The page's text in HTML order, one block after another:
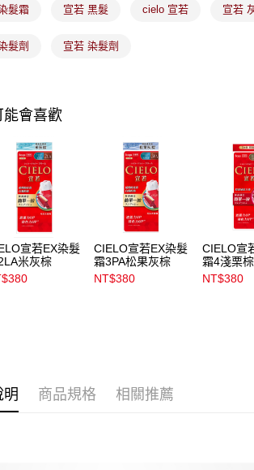
髮霜 宣若 黑髮 cielo 宣若 宣若
髮劑 宣若 染髮劑
能會喜歡
宣若EX染髮
米灰棕
CIELO宣若EX染髮
霜3PA松果灰棕
NT$380
CIELO宣
霜4淺栗棕
NT$380
明 商品規格 相關推薦